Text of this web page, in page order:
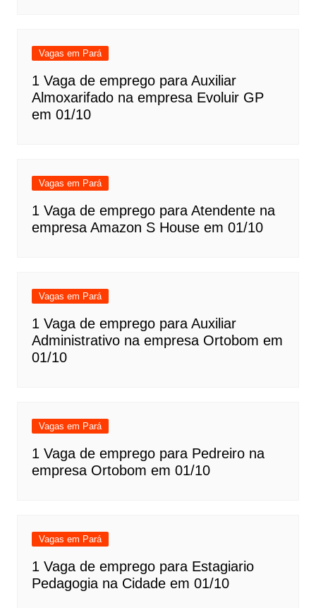
Vagas em Pará
1 Vaga de emprego para Auxiliar
Almoxarifado na empresa Evoluir GP
em 01/10
Vagas em Pará
1 Vaga de emprego para Atendente na
empresa Amazon S House em 01/10
Vagas em Pará
1 Vaga de emprego para Auxiliar
Administrativo na empresa Ortobom em
01/10
Vagas em Pará
1 Vaga de emprego para Pedreiro na
empresa Ortobom em 01/10
Vagas em Pará
1 Vaga de emprego para Estagiario
Pedagogia na Cidade em 01/10